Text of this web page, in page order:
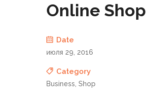
Online Shop
Date
июля 29, 2016
Category
Business, Shop